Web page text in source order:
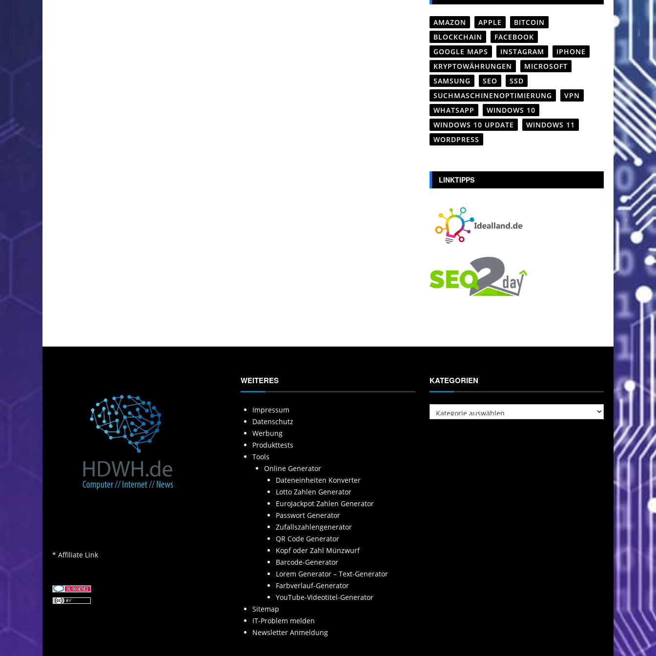
AMAZON APPLE
BITCOIN
BLOCKCHAIN
FACEBOOK
GOOGLE MAPS
INSTAGRAM
IPHONE
KRYPTOWÄHRUNGEN
MICROSOFT
SAMSUNG
SEO
SSD
SUCHMASCHINENOPTIMIERUNG
VPN
WHATSAPP
WINDOWS 10
WINDOWS 10 UPDATE
WINDOWS 11
WORDPRESS
LINKTIPPS
* Affiliate Link
WEITERES
Impressum
Datenschutz
Werbung
Produkttests
Tools
Online Generator
Dateneinheiten Konverter
Lotto Zahlen Generator
EuroJackpot Zahlen Generator
Passwort Generator
Zufallszahlengenerator
QR Code Generator
Kopf oder Zahl Münzwurf
Barcode-Generator
Lorem Generator – Text-Generator
Farbverlauf-Generator
YouTube-Videotitel-Generator
Sitemap
IT-Problem melden
Newsletter Anmeldung
KATEGORIEN
Kategorien